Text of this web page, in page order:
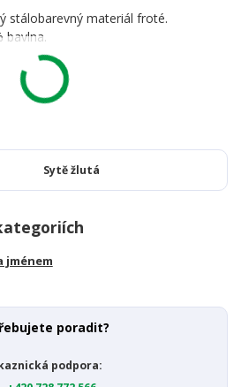
stálobarevný materiál froté.
bavlna.
Sytě žlutá
jménem
poradit?
podpora: